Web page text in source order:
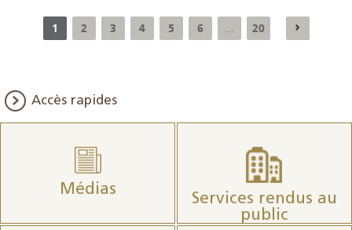
1 2 3 4 5 6 20
Accès rapides
Médias
Services rendus au
public